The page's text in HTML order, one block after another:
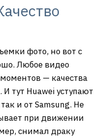
фото, но вот с
Любое видео
— качества
тут Huawei уступают
и от Samsung. Не
при движении
снимал драку